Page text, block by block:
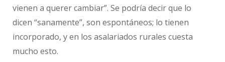
vienen a querer cambiar”. Se podría decir que lo
dicen “sanamente”, son espontáneos; lo tienen
incorporado, y en los asalariados rurales cuesta
mucho esto.